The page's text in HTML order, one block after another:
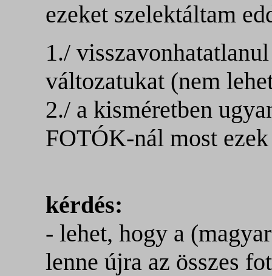
ezeket szelektáltam
1./
változatukat (nem
2./ a kisméretben
FOTÓK-nál most
kérdés:
- lehet, hogy a
lenne újra az összes